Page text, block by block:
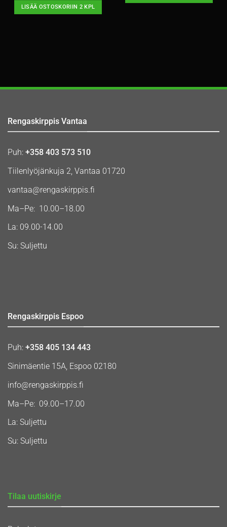
LISÄÄ OSTOSKORIIN 2 KPL
Rengaskirppis Vantaa
Puh: +358 403 573 510
Tiilenlyöjänkuja 2, Vantaa 01720
vantaa@rengaskirppis.fi
Ma–Pe: 10.00–18.00
La: 09.00-14.00
Su: Suljettu
Rengaskirppis Espoo
Puh: +358 405 134 443
Sinimäentie 15A, Espoo 02180
info@rengaskirppis.fi
Ma–Pe: 09.00–17.00
La: Suljettu
Su: Suljettu
Tilaa uutiskirje